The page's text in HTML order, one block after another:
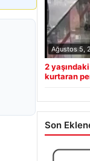
Ağustos 5,
2
kurtaran
Son